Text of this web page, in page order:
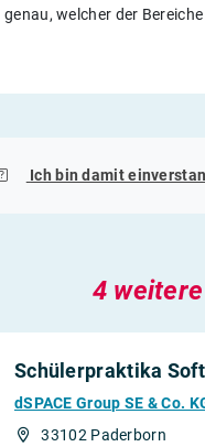
welcher der
Ich bin damit
4
Schülerpraktika
dSPACE Group SE & Co.
33102 Paderborn